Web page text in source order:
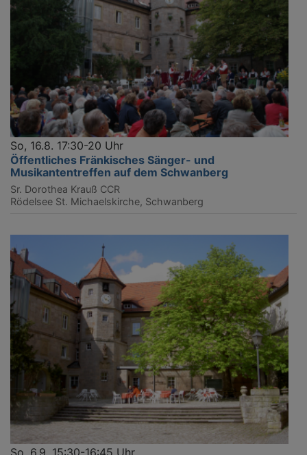
So, 16.8. 17:30-20 Uhr
Öffentliches Fränkisches Sänger- und
Musikantentreffen auf dem Schwanberg
Sr. Dorothea Krauß CCR
Rödelsee St. Michaelskirche, Schwanberg
So, 6.9. 15:30-16:45 Uhr